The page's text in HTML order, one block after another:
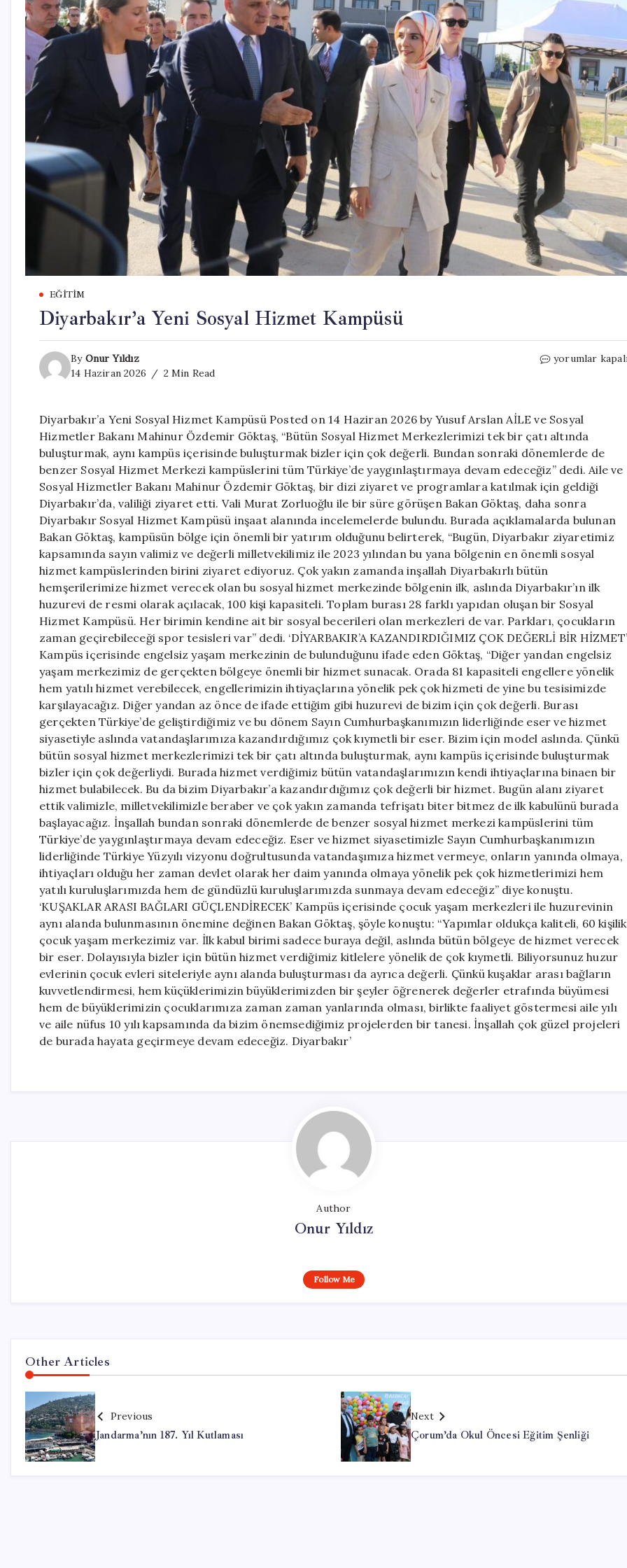
EĞITIM
Diyarbakır’a Yeni Sosyal Hizmet Kampüsü
By Onur Yıldız
14 Haziran 2026
2 Min Read
Diyarbakır’a
Kampüsü
için
yorumlar
Diyarbakır’a Yeni Sosyal Hizmet Kampüsü Posted on 14 Haziran 2026 by Yusuf Arslan AİLE ve Sosyal
Hizmetler Bakanı Mahinur Özdemir Göktaş, “Bütün Sosyal Hizmet Merkezlerimizi tek bir çatı altında
buluşturmak, aynı kampüs içerisinde buluşturmak bizler için çok değerli. Bundan sonraki dönemlerde de
benzer Sosyal Hizmet Merkezi kampüslerini tüm Türkiye’de yaygınlaştırmaya devam edeceğiz” dedi. Aile ve
Sosyal Hizmetler Bakanı Mahinur Özdemir Göktaş, bir dizi ziyaret ve programlara katılmak için geldiği
Diyarbakır’da, valiliği ziyaret etti. Vali Murat Zorluoğlu ile bir süre görüşen Bakan Göktaş, daha sonra
Diyarbakır Sosyal Hizmet Kampüsü inşaat alanında incelemelerde bulundu. Burada açıklamalarda bulunan
Bakan Göktaş, kampüsün bölge için önemli bir yatırım olduğunu belirterek, “Bugün, Diyarbakır ziyaretimiz
kapsamında sayın valimiz ve değerli milletvekilimiz ile 2023 yılından bu yana bölgenin en önemli sosyal
hizmet kampüslerinden birini ziyaret ediyoruz. Çok yakın zamanda inşallah Diyarbakırlı bütün
hemşerilerimize hizmet verecek olan bu sosyal hizmet merkezinde bölgenin ilk, aslında Diyarbakır’ın ilk
huzurevi de resmi olarak açılacak, 100 kişi kapasiteli. Toplam burası 28 farklı yapıdan oluşan bir Sosyal
Hizmet Kampüsü. Her birimin kendine ait bir sosyal becerileri olan merkezleri de var. Parkları, çocukların
zaman geçirebileceği spor tesisleri var” dedi. ‘DİYARBAKIR’A KAZANDIRDIĞIMIZ ÇOK DEĞERLİ BİR
Kampüs içerisinde engelsiz yaşam merkezinin de bulunduğunu ifade eden Göktaş, “Diğer yandan engelsiz
yaşam merkezimiz de gerçekten bölgeye önemli bir hizmet sunacak. Orada 81 kapasiteli engellere yönelik
hem yatılı hizmet verebilecek, engellerimizin ihtiyaçlarına yönelik pek çok hizmeti de yine bu tesisimizde
karşılayacağız. Diğer yandan az önce de ifade ettiğim gibi huzurevi de bizim için çok değerli. Burası
gerçekten Türkiye’de geliştirdiğimiz ve bu dönem Sayın Cumhurbaşkanımızın liderliğinde eser ve hizmet
siyasetiyle aslında vatandaşlarımıza kazandırdığımız çok kıymetli bir eser. Bizim için model aslında. Çünkü
bütün sosyal hizmet merkezlerimizi tek bir çatı altında buluşturmak, aynı kampüs içerisinde buluşturmak
bizler için çok değerliydi. Burada hizmet verdiğimiz bütün vatandaşlarımızın kendi ihtiyaçlarına binaen bir
hizmet bulabilecek. Bu da bizim Diyarbakır’a kazandırdığımız çok değerli bir hizmet. Bugün alanı ziyaret
ettik valimizle, milletvekilimizle beraber ve çok yakın zamanda tefrişatı biter bitmez de ilk kabulünü burada
başlayacağız. İnşallah bundan sonraki dönemlerde de benzer sosyal hizmet merkezi kampüslerini tüm
Türkiye’de yaygınlaştırmaya devam edeceğiz. Eser ve hizmet siyasetimizle Sayın Cumhurbaşkanımızın
liderliğinde Türkiye Yüzyılı vizyonu doğrultusunda vatandaşımıza hizmet vermeye, onların yanında olmaya,
ihtiyaçları olduğu her zaman devlet olarak her daim yanında olmaya yönelik pek çok hizmetlerimizi hem
yatılı kuruluşlarımızda hem de gündüzlü kuruluşlarımızda sunmaya devam edeceğiz” diye konuştu.
‘KUŞAKLAR ARASI BAĞLARI GÜÇLENDİRECEK’ Kampüs içerisinde çocuk yaşam merkezleri ile huzurevinin
aynı alanda bulunmasının önemine değinen Bakan Göktaş, şöyle konuştu: “Yapımlar oldukça kaliteli, 60 kişilik
çocuk yaşam merkezimiz var. İlk kabul birimi sadece buraya değil, aslında bütün bölgeye de hizmet verecek
bir eser. Dolayısıyla bizler için bütün hizmet verdiğimiz kitlelere yönelik de çok kıymetli. Biliyorsunuz huzur
evlerinin çocuk evleri siteleriyle aynı alanda buluşturması da ayrıca değerli. Çünkü kuşaklar arası bağların
kuvvetlendirmesi, hem küçüklerimizin büyüklerimizden bir şeyler öğrenerek değerler etrafında büyümesi
hem de büyüklerimizin çocuklarımıza zaman zaman yanlarında olması, birlikte faaliyet göstermesi aile yılı
ve aile nüfus 10 yılı kapsamında da bizim önemsediğimiz projelerden bir tanesi. İnşallah çok güzel projeleri
de burada hayata geçirmeye devam edeceğiz. Diyarbakır’
Author
Onur Yıldız
Follow Me
Other Articles
Previous
Jandarma’nın 187. Yıl Kutlaması
Next
Çorum’da Okul Öncesi Eğitim Şenliği